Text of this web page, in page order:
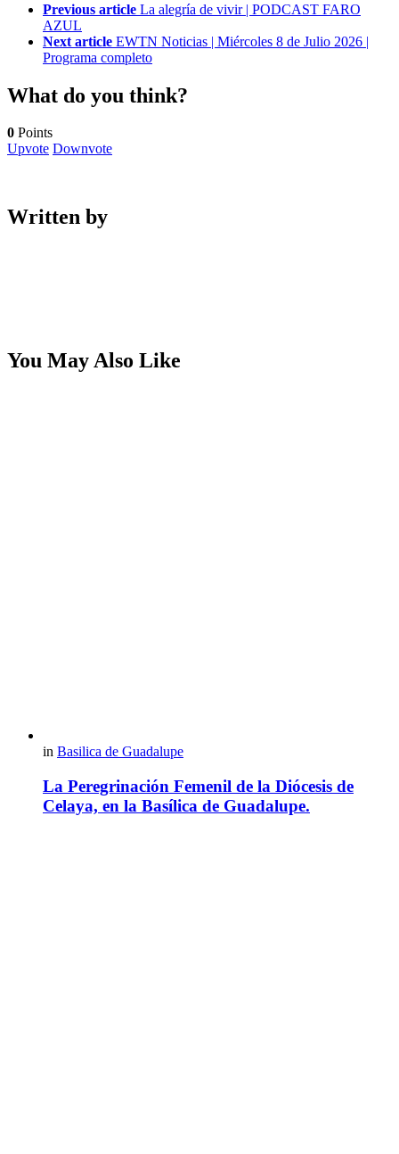
Previous article La alegría de vivir | PODCAST FARO
AZUL
Next article EWTN Noticias | Miércoles 8 de Julio 2026 |
Programa completo
What do you think?
0 Points
Upvote Downvote
Written by
You May Also Like
in Basilica de Guadalupe
La Peregrinación Femenil de la Diócesis de
Celaya, en la Basílica de Guadalupe.